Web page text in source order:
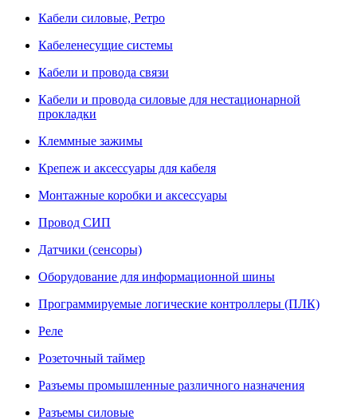
Кабели силовые, Ретро
Кабеленесущие системы
Кабели и провода связи
Кабели и провода силовые для нестационарной
прокладки
Клеммные зажимы
Крепеж и аксессуары для кабеля
Монтажные коробки и аксессуары
Провод СИП
Датчики (сенсоры)
Оборудование для информационной шины
Программируемые логические контроллеры (ПЛК)
Реле
Розеточный таймер
Разъемы промышленные различного назначения
Разъемы силовые